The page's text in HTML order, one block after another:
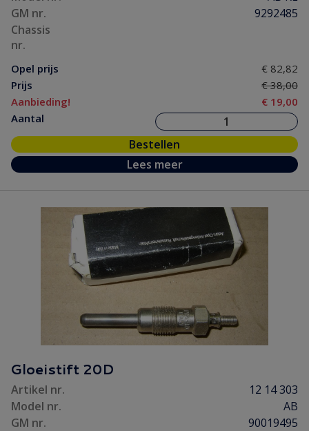
GM nr.
9292485
Chassis
nr.
Opel prijs
€ 82,82
Prijs
€ 38,00
Aanbieding!
€ 19,00
Aantal
Bestellen
Lees meer
Gloeistift 20D
Artikel nr.
12 14 303
Model nr.
AB
GM nr.
90019495